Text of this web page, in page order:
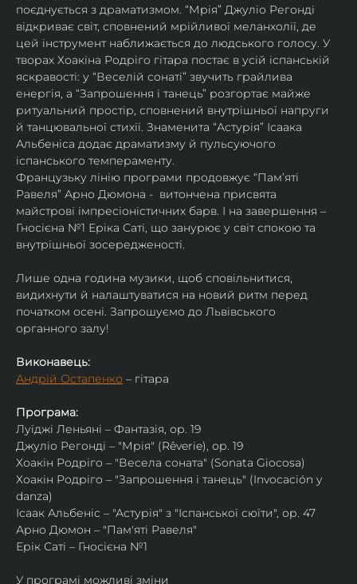
поєднується з драматизмом. “Мрія” Джуліо Регонді
відкриває світ, сповнений мрійливої меланхолії, де
цей інструмент наближається до людського голосу. У
творах Хоакіна Родріго гітара постає в усій іспанській
яскравості: у “Веселій сонаті” звучить грайлива
енергія, а “Запрошення і танець” розгортає майже
ритуальний простір, сповнений внутрішньої напруги
й танцювальної стихії. Знаменита “Астурія” Ісаака
Альбеніса додає драматизму й пульсуючого
іспанського темпераменту.
Французьку лінію програми продовжує “Пам’яті
Равеля” Арно Дюмона -  витончена присвята
майстрові імпресіоністичних барв. І на завершення –
Гносієна №1 Еріка Саті, що занурює у світ спокою та
внутрішньої зосередженості.
Лише одна година музики, щоб сповільнитися,
видихнути й налаштуватися на новий ритм перед
початком осені. Запрошуємо до Львівського
органного залу!
Виконавець:
Андрій Остапенко – гітара
Програма:
Луїджі Леньяні – Фантазія, ор. 19
Джуліо Регонді – "Мрія" (Rêverie), ор. 19
Хоакін Родріго – "Весела соната" (Sonata Giocosa)
Хоакін Родріго – "Запрошення і танець" (Invocación y
danza)
Ісаак Альбеніс – "Астурія" з "Іспанської сюїти", ор. 47
Арно Дюмон – "Пам'яті Равеля"
Ерік Саті – Гносієна №1
У програмі можливі зміни